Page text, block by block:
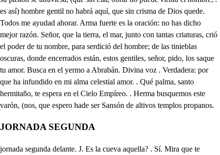
JORNADA SEGUNDA
jornada segunda delante. J. Es la cueva aquella? . Sí. Mira que te espero aquí. Si tu llanto no es bastanto, para hacer que te obedezca, no lo será todo el mundo. Pretensión tan justa, fundo, en que aquí no desmerezca, el valor que yo le he dado. Que no pretende, señor, humano, ansigue valor, un hombre medio endiosado. Pues qué pretende? . Y El Verbo, que el Cielo abrió, en la ciudades vivió. También, entre escarcha, y hielo, fue espejo de soledad, para que Antonios, Maearyos, en dístritos solitarios, creciesen en samidad. Para ser predicador te falta poco. . Este puesto, de espesos ramos compuesto, te cubrira bien, señor. d , , A de casa. (pasa, Quién llama? . Un hombre que (Qué buena voz para un ciego) este camino intrillado. Supoco de retintín, tiene el empezar por, in. (nado Qué busca hermano? . Empa el lomo de un jabalí: busco, imitador de Juan, cuatro canastas depan. bellotas tengo yo aquí. Cómo ensalada no sea; entiende? Sí, engulliré, los duros nervios de un pie, de una bruja de Guínea. (primo. Tome hermano: L. muestre Longinos! . Santo hermitaño. Si cortas más dese paño, me volveré a entrar. . estimo, el prudente advertimiento. Cómo va de vida? . Bien. Como el buen Matusalén cuentes tú, de ciento, en ciento, los años aquí. . Longinos, vivir sin Dios, es morir. Lo que te quiero advertir, es que no siembres pepinos. Algo, hermano, hede comer: en lo justazo te pones. Qué sebraras tú? . Bretodes, que en fin se pueden cocer. Pero comida, no buena para pasada por agua? Fuego de tiznada trague venga sobre ella. . Mas pena que la de un lede sustento me dan mis pecados graves. Que alegres cantan las aves, nuevas letrillas al viento. Sal acá fuera, señor, te alegrará su armonía. Bien se que sin cortesía, luce muy poco el amor. Es un pedazo de leño. Quiero, Longinos, que veas si te tengo amor. . No creas, que licencié anoche el suevo, para venirte a enfadar; licencia, señor, le di, para desquitarme aquí. No te dará el Sol, lugar. Dormiré al Sol treinta horas. A. Tanto tiempol Tanto! . Tanto. Quisiera que fueras santo. Peque ñuelas faltas lloras; ro las que yo no lloro, son faltas grandes. . Clemencia, tiene la diuina esencia. Su admirable nombre adoro: pero engáñame aquel cras, que con rostro disfrazado. tantas almas ha engañado. Sientete aquí. . Flaco estás. Poco en el desierto medras. El amor de Dios, Longinos, tiene rogalos divinos, en pan convierte las piedras: con él, es didce lo amargo. Hombre cadaver, pareces. En años, Longinos, creces; con prevenido el descargo del recibo de tu vida; mira que vence la muerte, al más robusto, al más fuerte. Quisicss, que esta comida, viviera más bien guisada: querer que siga al amor la muerte desfigurada, es recio querer pesado. Tiempo es de salir Marcela, Pero lo que me consuela, es que serás mi abogado, cuando dejer esta vida, por otra vida mejor: Sabes que soy pecados? Sé que jamás Dios se olvida, de quien le sirve fielmente. Llega Márcela. . Sospecho. que no hade abrasar su pecho, mi amorosa llama ardiente. F Hijo del Esposo. Válgame el Cielos Somos de aquesten mi pecho temeroso: mi lastimoso llanto, s se aumenta más sin ti, sin ti, no medra. No eres hijo de piedra: no eres, esposo mío. duro peñalco fuerte. d. Pues eres hombre, escucha: esposo advierte; m in ti, aqueste río; esta selva umbrosa, hade verme a mí, ni, llorosa. En mi edad débil, cana. En mi tierna edad verde, me deja tu piedad? tu amor me deja? Él libre pecho, humana. De mí, tu amor se acuerde; que es grande mi dolor, justa mi queja. Pastor de aquesta oveja: de aquella luz, espejo, alza el rostro piadoso. No eres mi sangre tú? No eres mi esposo? Responde a un triste viejo; que no hade ser tu escudo, no quererme escuchar, hacerte mudo. Si mi amor no te mueve, Si mi fe no te ablanda diré que eres cruel, clamaré al Cielo. Mi vida. hijo es breve. Cristo, esposo, nos manda vivir juntos los dos. Filial consuelo, pide mi desconsuelo. No permitas bien mío, que este dolor me acabe. Mi pena admira al mundo, El Cielo sabe que es tuyo mi albedrío. Vuelve, Abraham, el rostro e al hijo, agendró, Si te est si huyes: si no escuchas, si callas: si para darme enojos, te apercines: si mi quietud destruyes, si bien, fin mí, te hallas: si en esta soledad, muriendo, vives. Si mis quejas escribes, en láminas de viento: si el llanto de mis ojos, en tu pecho de hielo, infunde enojos. Si pierdo el sutrimiento. Si tu impiedad me injuria, seré juez riguroso, seré furia. Piadoso Jesus santo, en soledad amena, como de tu amor fuerte estoy, herido, tus excelencias canto, sin que aquí me den pena, cortesana ambición, mordaz ruido. Por ti, señor, me olvido de cuanto tiene el suelo; que la belleza humana, es en presencia tuya, sombra vana; tú eres Sol, y ella hielo, vida tú, y ella muerte, Flaco su natural, tu nombre, fuerte. Pues quien, señor hermoso, por vn, mortal, criatura, por más que su beldad, celebre el mundo. Quién, celestial esposo, (cuya eterna luz, pura, jamás ocupará lugar immundo, de tu amor sin segundo, de tus eternos bienes, malicioso se olvida? Quién supremo señor, que influye vida, de la beldad, que tienes, no tiene castos celos? cielos Lengua de ella no son los justos De tu sabiduria, en blanca mortal mano, pequeñuelo arador, no es lengua grande? Sin ti, no es noche el día? No es invierno el verano? Hay hombre, que sin ti, vasallos mande? Ninguno se desmande; que el poder invencible de tu diuina esencia, se adorna de justicia, y de clemencia, Tu castigo es terrible; que como eres eterno, diste tiempo infinito, al crudo infierno. Por ti, señor, quisiera verme despedazado: quisiera que la sangre de mi pecho, tan puro carmín diera, que feroz brazo, airado, esmaltara con ella el mejor techo. R Bien se, que sin provecho, da el mundo honrioso nombre; mas tú, señor divino, para tenerlo todo, abres camino; tú tienes para el hombre, que sale con victoria, tronos de resplandor, os de Tan santa resolución, quiero abonar, hijo mío. Procura más perleción; que ya va perdiendo el brío, mi paternal persuación. Por el señor, que te ama, deja nuncial, rica cama; que la corona mejor, es tener a Cristo amor, perder por él, honrra, y fama. Con gusto te miro, hijo; que ya el pesar, que traía, es alegre regocijo. Madre Dios es María, verdad que el Archangel dijo. Libro, escudo, y norte, es; que si al uno, siendo tros, consagras obra, y deseó, astucias del angel feo, hará que huellen tus pies. de Jesús eres soldado: guárdale fidelidad, que más te quiero casado, que en aquesta soledad hermitaño relajado. Ya que servir a Dios quieres, ruegote, no de generes del fin, que buscando vas; que yo me alegraré más, cuanto más perfecto fueres. Dios sabe, esposo querido, si te tengo voluntad, pero ya que él te ha escogido, ya que su inmensa bondad quiere que esté sin marido, con justo, interior, contento, viviré en recogimiento, en cuyo quieto lugar, garza no veré volar, ni mecer, flor bella el viento, Cuando declinaba el día, juzgándote ya por muerto, tímida, dudosa, y fría, entró en aqueste desierto, poluntad, constante mía: pero del saldrá abrasada, segura, que tu amorosa oración, ha sido de su intención, dulce, cortadora, espada. Si mirara a mi apetito, tan prudente, y santo empleo, me pareciera delito; pero ya con el deseo. tu virtud, esposo, imito. auspo es Dios, valorte sobra, breve el tiempo, aliento cobra; que en ley de divino amor, arguye poco valor, la negligencia en la obra. Yo quiero quedarme aquí, no para cortar estacas: porque falta lo mejor, si no para que me hagas hortelano de aquel huerto; que cierto me aflige el alma su poca curiosidad. (cas, Qué sembraras? . Quince va que fresca leche te den, siempre que el Sol siga al Alba. También (señor) sembraré, cuatro docenas de cabras, mas será con condición, que las más esten preñadas, Sembrare veinte lechones. Basta Longinos: . no basta. Vanas razonas son esas. Estas son razones vanas? Razones detomo, y lomo, digo yo que son. . Repara, en que aquí fiembra el ingenio, manjar, que sustente el alma. Mas no si no siembre un hombre, navos, repollos, borrajas, puerros, lechugas, cebollas; berenjenas, y espinacas, verá que cosecha coje. Basta, Longinos. . Asadas, con su naranja, y pimienta, no son malas las castañas. Pero castañita cruda? (lla. No entrará en mi cuerpo. . Ca Pues que, si el hombre se aforra, con cinco, o seis calabazas, para beber después de ellas, cosa de dos jarros de agua? Mal año para barriga, de enferma mujer preñada, cuando se pone a contar (lla. que en él mes ha entrado. . Ca Pues que diré de un cohombro, muerta culebra entroscada? Tratemos de Dios, Longinos. La parte más solitaria de este fragoso desierto, es la que pisan tus plantas. Ángel fue el que ayer te dijo, que entre aquestas peñas altas, el hermitaño, que buscas, presenta al Cielo alabanzas. Dos hombres están allí. Las obras, señor, me faltan, que para servir a Dios, solo palabras no bastan: pero estando aquí contigo, saldrá mil veces el Alba, antes que yo ofenda a Dios. Dios te dará eficaz gracia, como tu trates de amarle. Santo varón. . Quién me llama? En puntos de santidad, que presto un hombre resbala. Sospecho que es él. . Valerio, Pastor de ovejas humanas, déjame besar tus pies. Alza del suelo. . Qué mandas? Sin duda el Verbo le ha dicho lo que yo traigo en el alma. Qué buscas en este yermo? Varó de Dios. . Graves faltas hallaras, pastor, en mí. Pecador soy. . Almas santas, envidiad esta virtud. Mira, Valerio, que agravias la que resplandece en ti. (llamas? Qué humildad. . Cómo te Llámome Abrahan. . Escucha. Angélica, hermosa guarda, no os apartéis de mi lado. En Tenia, ciudad, poblada de gente idólatra, infiel, supersticiosa, obstinada. tienen templos los demonios, donde libres lenguas, malas, en determinado tiempo, sacrílegos himnos cantan. Razón les handado, y dan de la religión cristiana, predicadores famosos, de vida inculpable, y santa: mas sus palabras divinas, no disminuyen, ni ablandan, la dureza de sus pechos, la ceguedad de sus almas. Nuestro Dios quiere Abraham. Qué quiere? . Que a Tenía par